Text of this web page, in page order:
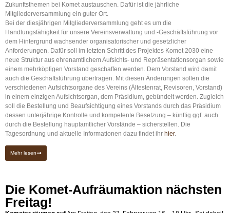
Zukunftsthemen bei Komet austauschen. Dafür ist die jährliche
Mitgliederversammlung ein guter Ort.
Bei der diesjährigen Mitgliederversammlung geht es um die
Handlungsfähigkeit für unsere Vereinsverwaltung und -Geschäftsführung vor
dem Hintergrund wachsender organisatorischer und gesetzlicher
Anforderungen. Dafür soll im letzten Schritt des Projektes Komet 2030 eine
neue Struktur aus ehrenamtlichem Aufsichts- und Repräsentationsorgan sowie
einem mehrköpfigen Vorstand geschaffen werden. Dem Vorstand wird damit
auch die Geschäftsführung übertragen. Mit diesen Änderungen sollen die
verschiedenen Aufsichtsorgane des Vereins (Ältestenrat, Revisoren, Vorstand)
in einem einzigen Aufsichtsorgan, dem Präsidium, gebündelt werden. Zugleich
soll die Bestellung und Beaufsichtigung eines Vorstands durch das Präsidium
dessen unterjährige Kontrolle und kompetente Besetzung – künftig ggf. auch
durch die Bestellung hauptamtlicher Vorstände – sicherstellen. Die
Tagesordnung und aktuelle Informationen dazu findet ihr hier.
Mehr lesen
Die Komet-Aufräumaktion nächsten
Freitag!